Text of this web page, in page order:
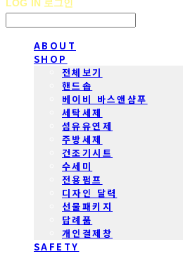
LOG IN 로그인
ABOUT
SHOP
전체보기
핸드솝
베이비 바스앤샴푸
세탁세제
섬유유연제
주방세제
건조기시트
수세미
전용펌프
디자인 달력
선물패키지
답례품
개인결제창
SAFETY